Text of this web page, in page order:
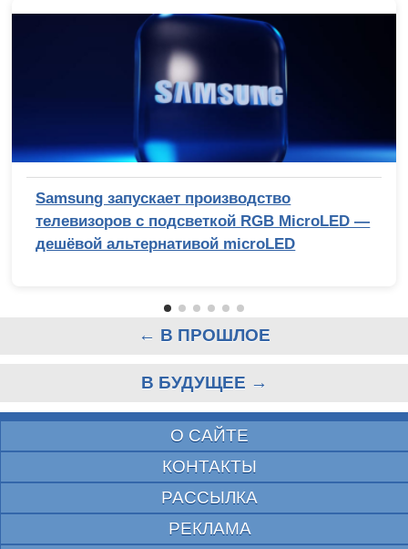
Samsung запускает производство
телевизоров с подсветкой RGB MicroLED —
дешёвой альтернативой microLED
← В ПРОШЛОЕ
В БУДУЩЕЕ →
О САЙТЕ
КОНТАКТЫ
РАССЫЛКА
РЕКЛАМА